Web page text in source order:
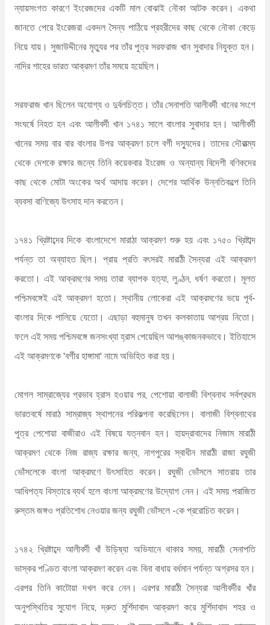
ন্যায়সংগত কারণে ইংরেজদের একটি মাল বোঝাই নৌকা আটক করেন। একথা
জানতে পেরে ইংরেজরা একদল সৈন্য পাঠিয়ে প্রহরীদের কাছ থেকে নৌকা কেড়ে
নিয়ে যায়। সুজাউদ্দীনের মৃত্যুর পর তাঁর পুত্র সরফরাজ খান সুবাদার নিযুক্ত হন।
নাদির শাহের ভারত আক্রমণ তাঁর সময়ে হয়েছিল।
সরফরাজ খান ছিলেন অযোগ্য ও দুর্বলচিত্ত। তাঁর সেনাপতি আলীবর্দী খানের সংগে
সংঘর্ষে নিহত হন এবং আলীবর্দী খান ১৭৪১ সালে বাংলার সুবাদার হন। আলীবর্দী
খানের সময় বার বার বাংলার উপর আক্রমণ চলে বর্গী দস্যুদের। তাদের দৌরাত্ম্য
থেকে দেশকে রক্ষার জন্যে তিনি কয়েকবার ইংরেজ ও অন্যান্য বিদেশী বণিকদের
কাছ থেকে মোটা অংকের অর্থ আদায় করেন। দেশের আর্থিক উন্নতিকল্পে তিনি
ব্যবসা বাণিজ্যে উৎসাহ দান করতেন।
১৭৪১ খ্রিষ্টাব্দের দিকে বাংলাদেশে মারাঠা আক্রমণ শুরু হয় এবং ১৭৫০ খ্রিষ্টাব্দ
পর্যন্ত তা অব্যাহত ছিল। প্রায় প্রতি বৎসরই মারাঠী সৈন্যরা এই আক্রমণ
করতো। এই আক্রমণের সময় তারা ব্যাপক হত্যা, লুণ্ঠন, ধর্ষণ করতো। মূলত
পশ্চিমবঙ্গেই এই আক্রমণ হতো। স্থানীয় লোকেরা এই আক্রমণের ভয়ে পূর্ব-
বাংলার দিকে পালিয়ে যেতো। এছাড়া বহুমানুষ তখন কলকাতায় আশ্রয় নিতো।
ফলে এই সময় পশ্চিমবঙ্গে জনসংখ্যা হ্রাস পেয়েছিল আশঙ্কাজনকভাবে। ইতিহাসে
এই আক্রমণকে 'বর্গীর হাঙ্গামা' নামে অভিহিত করা হয়।
মোগল সাম্রাজ্যের প্রভাব হ্রাস হওয়ার পর, পেশোয়া বালাজী বিশ্বনাথ সর্বপ্রথম
ভারতবর্ষে মারাঠ সাম্রাজ্য স্থাপনের পরিকল্পনা করেছিলেন। বালাজী বিশ্বনাথের
পুত্র পেশোয়া বাজীরাও এই বিষয়ে যত্নবান হন। হায়দ্রাবাদের নিজাম মারাঠী
আক্রমণ থেকে নিজ রাজ্য রক্ষার জন্য, নাগপুরের স্বাধীন মারাঠী রাজা রঘুজী
ভোঁসলেকে বাংলা আক্রমণে উৎসাহিত করেন। রঘুজী ভোঁসলে সাতরায় তার
আধিপত্য বিস্তারে ব্যর্থ হলে বাংলা আক্রমণের উদ্যোগ নেন। এই সময় পরাজিত
রুস্তম জঙ্গও প্রতিশোধ নেওয়ার জন্য রঘুজী ভোঁসলে -কে প্ররোচিত করেন।
১৭৪২ খ্রিষ্টাব্দে আলীবর্দী খাঁ উড়িষ্যা অভিযানে থাকার সময়, মারাঠী সেনাপতি
ভাস্কর পণ্ডিত বাংলা আক্রমণ করেন এবং বিনা বাধায় বর্ধমান পর্যন্ত অগ্রসর হন।
এরপর তিনি কাটোয়া দখল করে নেন। এরপর মারাঠী সৈন্যরা আলীবর্দীর খাঁর
অনুপস্থিতির সুযোগ নিয়ে, দ্রুত মুর্শিদাবাদ আক্রমণ করে মুর্শিদাবাদ শহর ও